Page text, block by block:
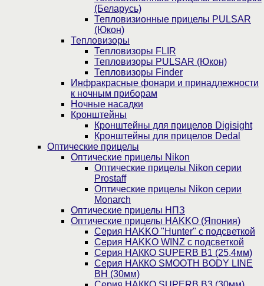
(Беларусь)
Тепловизионные прицелы PULSAR
(Юкон)
Тепловизоры
Тепловизоры FLIR
Тепловизоры PULSAR (Юкон)
Тепловизоры Finder
Инфракрасные фонари и принадлежности
к ночным приборам
Ночные насадки
Кронштейны
Кронштейны для прицелов Digisight
Кронштейны для прицелов Dedal
Оптические прицелы
Оптические прицелы Nikon
Оптические прицелы Nikon серии
Prostaff
Оптические прицелы Nikon серии
Monarch
Оптические прицелы НПЗ
Оптические прицелы HAKKO (Япония)
Cерия HAKKO "Hunter" с подсветкой
Серия НAKKO WINZ с подсветкой
Серия НАККО SUPERB B1 (25,4мм)
Серия НАККО SMOOTH BODY LINE
BH (30мм)